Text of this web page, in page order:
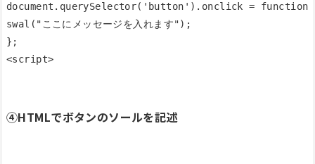
document.querySelector('button').onclick =
swal("ここにメッセージを入れます");
};
④HTMLでボタンのソールを記述